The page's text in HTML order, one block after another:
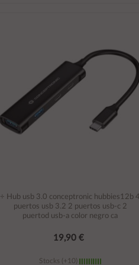
÷ Hub usb 3.0 conceptronic hubbies12b 4
puertos usb 3.2 2 puertos usb-c 2
puertod usb-a color negro ca
19,90 €
Stocks (+10)